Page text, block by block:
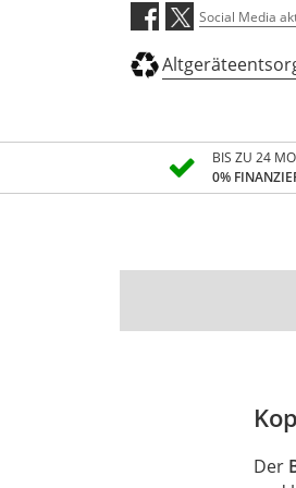
Social Media
BIS ZU 24
0%
Der